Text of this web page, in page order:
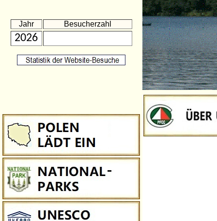
Jahr Besucherzahl
2026